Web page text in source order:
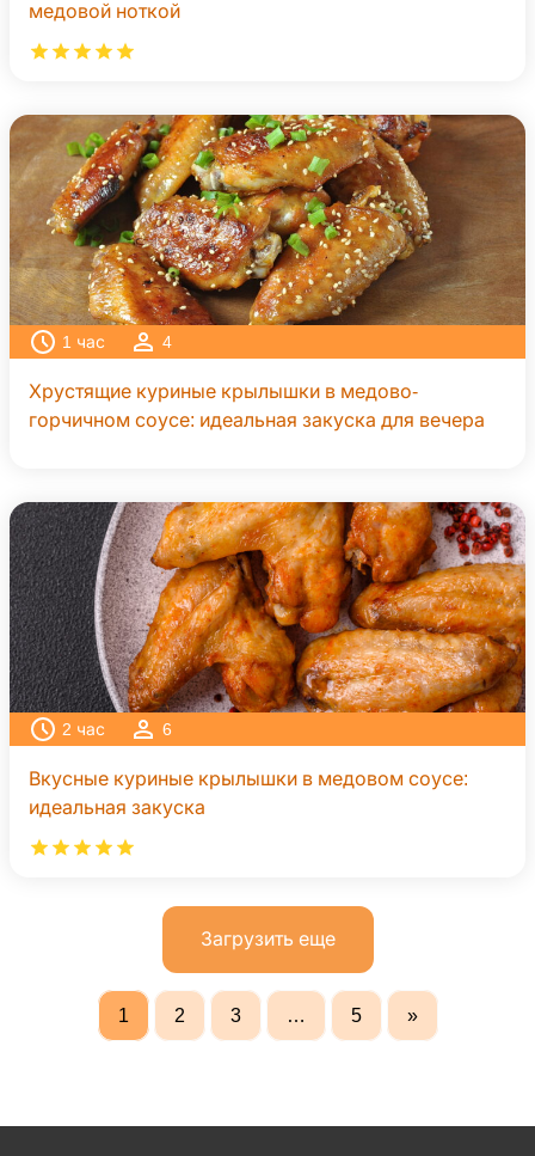
медовой ноткой
1 час 4
Хрустящие куриные крылышки в медово-
горчичном соусе: идеальная закуска для вечера
2 час 6
Вкусные куриные крылышки в медовом соусе:
идеальная закуска
Загрузить еще
1 2 3 … 5 »